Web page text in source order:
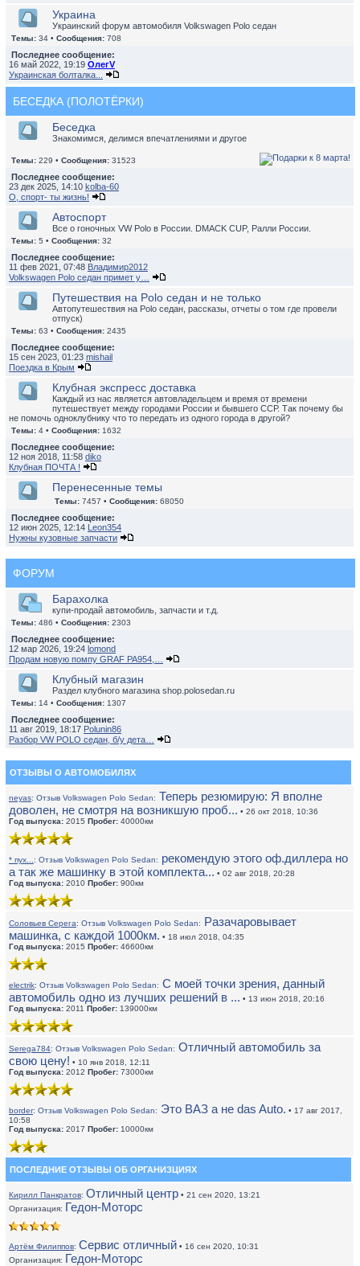
Украина
Украинский форум автомобиля Volkswagen Polo седан
Темы: 34 • Сообщения: 708
Последнее сообщение:
16 май 2022, 19:19 ОлегV
Украинская болталка...
БЕСЕДКА (ПОЛОТЁРКИ)
Беседка
Знакомимся, делимся впечатлениями и другое
Темы: 229 • Сообщения: 31523
Последнее сообщение:
23 дек 2025, 14:10 kolba-60
О, спорт- ты жизнь!
Автоспорт
Все о гоночных VW Polo в России. DMACK CUP, Ралли России.
Темы: 5 • Сообщения: 32
Последнее сообщение:
11 фев 2021, 07:48 Владимир2012
Volkswagen Polo седан примет у…
Путешествия на Polo седан и не только
Автопутешествия на Polo седан, рассказы, отчеты о том где провели
отпуск)
Темы: 63 • Сообщения: 2435
Последнее сообщение:
15 сен 2023, 01:23 mishail
Поездка в Крым
Клубная экспресс доставка
Каждый из нас является автовладельцем и время от времени
путешествует между городами России и бывшего ССР. Так почему бы
не помочь одноклубнику что то передать из одного города в другой?
Темы: 4 • Сообщения: 1632
Последнее сообщение:
12 ноя 2018, 11:58 diko
Клубная ПОЧТА !
Перенесенные темы
Темы: 7457 • Сообщения: 68050
Последнее сообщение:
12 июн 2025, 12:14 Leon354
Нужны кузовные запчасти
ФОРУМ
Барахолка
купи-продай автомобиль, запчасти и т.д.
Темы: 486 • Сообщения: 2303
Последнее сообщение:
12 мар 2026, 19:24 lomond
Продам новую помпу GRAF PA954,…
Клубный магазин
Раздел клубного магазина shop.polosedan.ru
Темы: 14 • Сообщения: 1307
Последнее сообщение:
11 авг 2019, 18:17 Polunin86
Разбор VW POLO седан, б/у дета…
ОТЗЫВЫ О АВТОМОБИЛЯХ
neyas: Отзыв Volkswagen Polo Sedan: Теперь резюмирую: Я вполне
доволен, не смотря на возникшую проб... • 26 окт 2018, 10:36
Год выпуска: 2015 Пробег: 40000км
* пух... : Отзыв Volkswagen Polo Sedan: рекомендую этого оф.диллера но
а так же машинку в этой комплекта... • 02 авг 2018, 20:28
Год выпуска: 2010 Пробег: 900км
Соловьев Серега: Отзыв Volkswagen Polo Sedan: Разачаровывает
машинка, с каждой 1000км. • 18 июл 2018, 04:35
Год выпуска: 2015 Пробег: 46600км
electrik: Отзыв Volkswagen Polo Sedan: С моей точки зрения, данный
автомобиль одно из лучших решений в ... • 13 июн 2018, 20:16
Год выпуска: 2011 Пробег: 139000км
Serega784: Отзыв Volkswagen Polo Sedan: Отличный автомобиль за
свою цену! • 10 янв 2018, 12:11
Год выпуска: 2012 Пробег: 73000км
border: Отзыв Volkswagen Polo Sedan: Это ВАЗ а не das Auto. • 17 авг 2017,
10:58
Год выпуска: 2017 Пробег: 10000км
ПОСЛЕДНИЕ ОТЗЫВЫ ОБ ОРГАНИЗЦИЯХ
Кирилл Панкратов: Отличный центр • 21 сен 2020, 13:21
Организация: Гедон-Моторс
Артём Филиппов: Сервис отличный • 16 сен 2020, 10:31
Организация: Гедон-Моторс